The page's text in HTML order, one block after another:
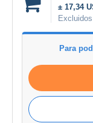
± 17,34
Para